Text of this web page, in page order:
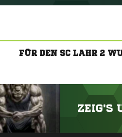
FÜR DEN SC LAHR 2
ZEIG'S